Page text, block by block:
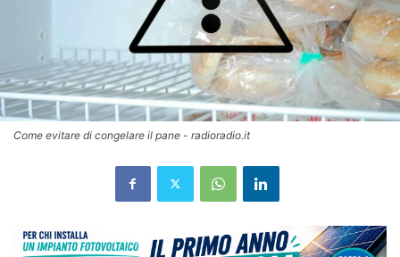
Come evitare di congelare il pane - radioradio.it